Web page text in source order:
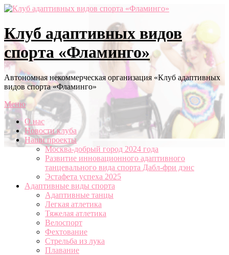
Перейти
содержимому
Клуб адаптивных видов
спорта «Фламинго»
Автономная некоммерческая организация «Клуб адаптивных
видов спорта «Фламинго»
Меню
О нас
Новости клуба
Наши проекты
Москва-добрый город 2024 года
Развитие инновационного адаптивного
танцевального вида спорта Дабл-фри дэнс
Эстафета успеха 2025
Адаптивные виды спорта
Адаптивные танцы
Легкая атлетика
Тяжелая атлетика
Велоспорт
Фехтование
Стрельба из лука
Плавание